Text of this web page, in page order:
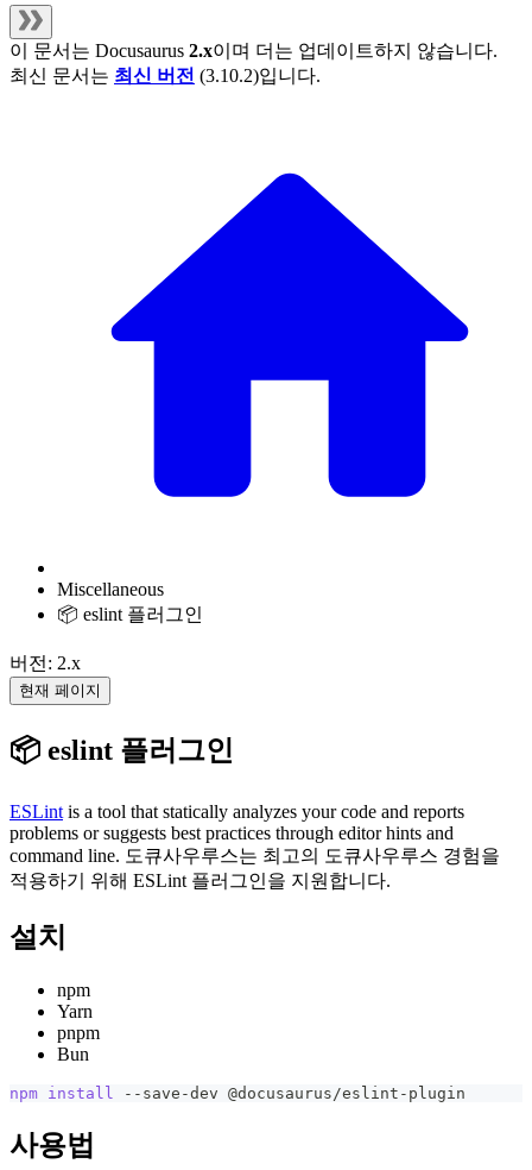
이 문서는 Docusaurus 2.x이며 더는 업데이트하지 않습니다.
최신 문서는 최신 버전 (3.10.2)입니다.
Miscellaneous
📦 eslint 플러그인
버전: 2.x
현재 페이지
📦 eslint 플러그인
ESLint is a tool that statically analyzes your code and reports
problems or suggests best practices through editor hints and
command line. 도큐사우루스는 최고의 도큐사우루스 경험을
적용하기 위해 ESLint 플러그인을 지원합니다.
설치
npm
Yarn
pnpm
Bun
npm install --save-dev @docusaurus/eslint-plugin
사용법